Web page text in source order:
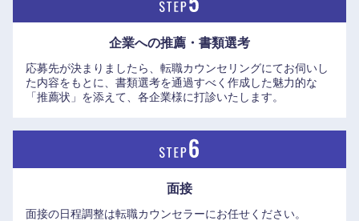
企業への推薦・書類選考
応募先が決まりましたら、転職カウンセリングにてお伺いし
た内容をもとに、書類選考を通過すべく作成した魅力的な
「推薦状」を添えて、各企業様に打診いたします。
面接
面接の日程調整は転職カウンセラーにお任せください。
高知県